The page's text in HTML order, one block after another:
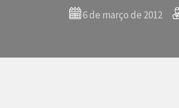
6 de março de 2012